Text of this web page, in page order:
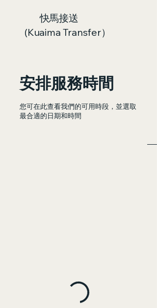
快馬接送
(Kuaima Transfer）
安排服務時間
您可在此查看我們的可用時段，並選取
最合適的日期和時間